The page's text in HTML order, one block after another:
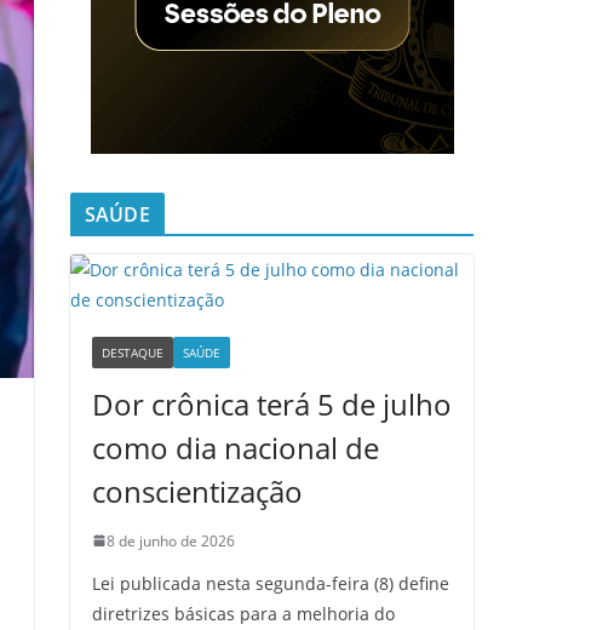
SAÚDE
DESTAQUE SAÚDE
Dor crônica terá 5 de julho
como dia nacional de
conscientização
8 de junho de 2026
Lei publicada nesta segunda-feira (8) define
diretrizes básicas para a melhoria do